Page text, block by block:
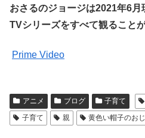
おさるのジョージは2021年6
TVシリーズをすべて観ること
Prime Video
アニメ ブログ 子育て
子育て
親 黄色い帽子のお